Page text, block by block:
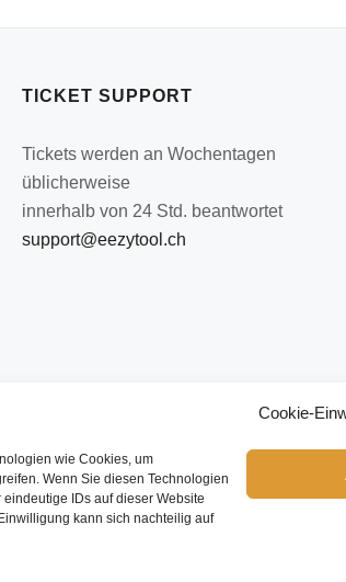
Cookie-
wie Cookies, um
Wenn Sie diesen Technologien
IDs auf dieser Website
kann sich nachteilig auf
TICKET SUPPORT
Tickets werden an Wochentagen
üblicherweise
innerhalb von 24 Std. beantwortet
support@eezytool.ch